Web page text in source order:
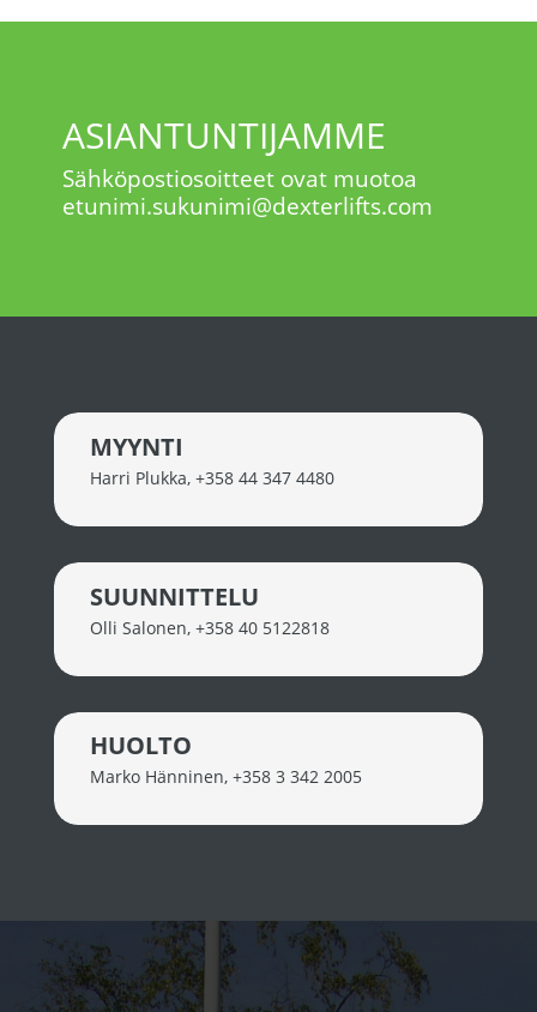
ASIANTUNTIJAMME
Sähköpostiosoitteet ovat muotoa
etunimi.sukunimi@dexterlifts.com
MYYNTI
Harri Plukka, +358 44 347 4480
SUUNNITTELU
Olli Salonen, +358 40 5122818
HUOLTO
Marko Hänninen, +358 3 342 2005